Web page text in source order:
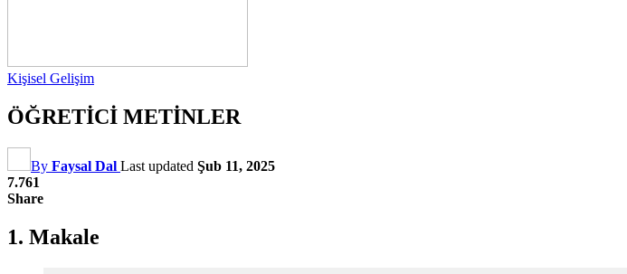
Kişisel Gelişim
ÖĞRETİCİ METİNLER
By Faysal Dal Last updated Şub 11, 2025
7.761
Share
1. Makale